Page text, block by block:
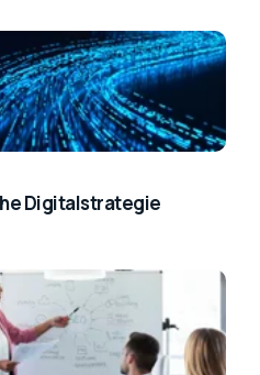
Digitalstrategie